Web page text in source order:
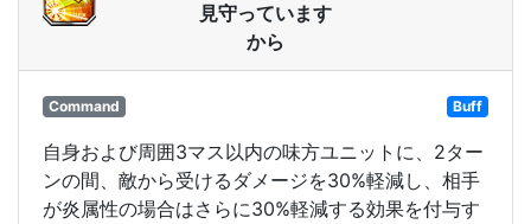
見守っています
から
Command Buff
自身および周囲3マス以内の味方ユニットに、2ター
ンの間、敵から受けるダメージを30%軽減し、相手
が炎属性の場合はさらに30%軽減する効果を付与す